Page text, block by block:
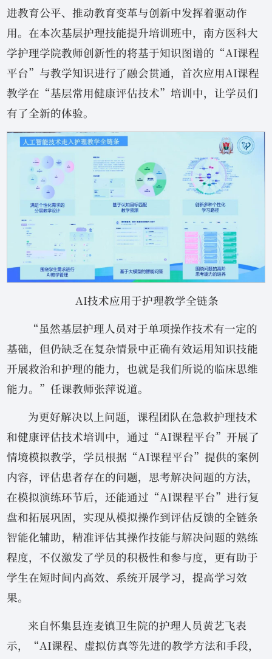
进教育公平、推动教育变革与创新中发挥着驱动作
用。在本次基层护理技能提升培训班中，南方医科大
学护理学院教师创新性的将基于知识图谱的“AI课程
平台”与教学知识进行了融会贯通，首次应用AI课程
教学在“基层常用健康评估技术”培训中，让学员们
有了全新的体验。
AI技术应用于护理教学全链条
“虽然基层护理人员对于单项操作技术有一定的
基础，但仍缺乏在复杂情景中正确有效运用知识技能
开展救治和护理的能力，也就是我们所说的临床思维
能力。”任课教师张萍说道。
为更好解决以上问题，课程团队在急救护理技术
和健康评估技术培训中，通过“AI课程平台”开展了
情境模拟教学，学员根据“AI课程平台”提供的案例
内容，评估患者存在的问题，思考解决问题的方法，
在模拟演练环节后，还能通过“AI课程平台”进行复
盘和拓展巩固，实现从模拟操作到评估反馈的全链条
智能化辅助，精准评估其操作技能与解决问题的熟练
程度，不仅激发了学员的积极性和参与度，更有助于
学生在短时间内高效、系统开展学习，提高学习效
果。
来自怀集县连麦镇卫生院的护理人员黄艺飞表
示，“AI课程、虚拟仿真等先进的教学方法和手段，